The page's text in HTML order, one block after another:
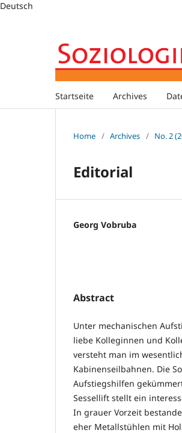
Deutsch
Startseite Archives
Home / Archives / No. 2
Editorial
Georg Vobruba
Abstract
Unter mechanischen
liebe Kolleginnen und
versteht man im
Kabinenseilbahnen. Die
Aufstiegshilfen
Sessellift stellt ein
In grauer Vorzeit
eher Metallstühlen mit